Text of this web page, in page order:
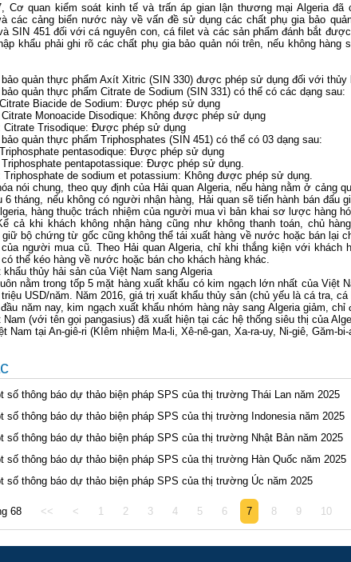
Cơ quan kiểm soát kinh tế và trấn áp gian lận thương mại Algeria
các cảng biển nước này về vấn đề sử dụng các chất phụ gia bảo
SIN 451 đối với cá nguyên con, cá filet và các sản phẩm đánh bắt
khẩu phải ghi rõ các chất phụ gia bảo quản nói trên, nếu không hàng
quản thực phẩm Axít Xitric (SIN 330) được phép sử dụng đối với thủy
quản thực phẩm Citrate de Sodium (SIN 331) có thể có các dạng sau:
Biacide de Sodium: Được phép sử dụng
Monoacide Disodique: Không được phép sử dụng
Citrate Trisodique: Được phép sử dụng
quản thực phẩm Triphosphates (SIN 451) có thể có 03 dạng sau:
pentasodique: Được phép sử dụng
pentapotassique: Được phép sử dụng.
Triphosphate de sodium et potassium: Không được phép sử dụng.
nói chung, theo quy định của Hải quan Algeria, nếu hàng nằm ở cảng
6 tháng, nếu không có người nhận hàng, Hải quan sẽ tiến hành bán đấu
hàng thuộc trách nhiệm của người mua vì bản khai sơ lược hàng
cả khi khách không nhận hàng cũng như không thanh toán, chủ
giữ bộ chứng từ gốc cũng không thể tái xuất hàng về nước hoặc bán lại
người mua cũ. Theo Hải quan Algeria, chỉ khi thắng kiện với khách
thể kéo hàng về nước hoặc bán cho khách hàng khác.
thủy hải sản của Việt Nam sang Algeria
nằm trong tốp 5 mặt hàng xuất khẩu có kim ngạch lớn nhất của Việt
USD/năm. Năm 2016, giá trị xuất khẩu thủy sản (chủ yếu là cá tra, cá
năm nay, kim ngạch xuất khẩu nhóm hàng này sang Algeria giảm, chỉ
(với tên gọi pangasius) đã xuất hiện tại các hệ thống siêu thị của
Nam tại An-giê-ri (KIêm nhiệm Ma-li, Xê-nê-gan, Xa-ra-uy, Ni-giê, Găm-bi-
số thông báo dự thảo biện pháp SPS của thị trường Thái Lan năm 2025
số thông báo dự thảo biện pháp SPS của thị trường Indonesia năm 2025
số thông báo dự thảo biện pháp SPS của thị trường Nhật Bản năm 2025
số thông báo dự thảo biện pháp SPS của thị trường Hàn Quốc năm 2025
số thông báo dự thảo biện pháp SPS của thị trường Úc năm 2025
68 << < 1 2 3 4 5 6 7 8 9 10